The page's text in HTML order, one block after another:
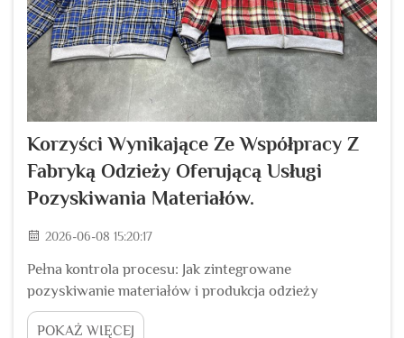
Korzyści Wynikające Ze Współpracy Z
Fabryką Odzieży Oferującą Usługi
Pozyskiwania Materiałów.
2026-06-08 15:20:17
Pełna kontrola procesu: Jak zintegrowane
pozyskiwanie materiałów i produkcja odzieży
zmniejszają ryzyko. Eliminacja błędów związanych z
przekazywaniem zadań między niezależnymi
POKAŻ WIĘCEJ